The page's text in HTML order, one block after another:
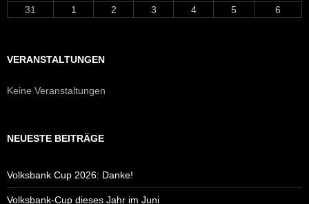
31
1 2 3 4 5 6
VERANSTALTUNGEN
Keine Veranstaltungen
NEUESTE BEITRÄGE
Volksbank Cup 2026: Danke!
Volksbank-Cup dieses Jahr im Juni